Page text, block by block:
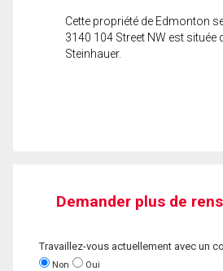
Cette propriété de Edmonton
3140 104 Street NW est située
Steinhauer.
Demander plus de
Travaillez-vous actuellement avec un
Non Oui